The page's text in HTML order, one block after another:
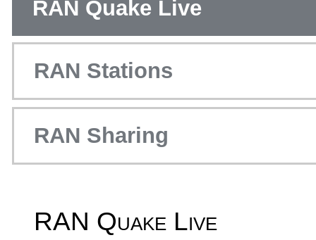
RAN Quake Live
RAN Stations
RAN Sharing
RAN Quake Live